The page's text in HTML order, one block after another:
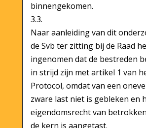
binnengekomen.
3.3.
Naar aanleiding van dit
de Svb ter zitting bij de Raad
ingenomen dat de bestreden
in strijd zijn met artikel 1 van
Protocol, omdat van een
zware last niet is gebleken en
eigendomsrecht van
de kern is aangetast.